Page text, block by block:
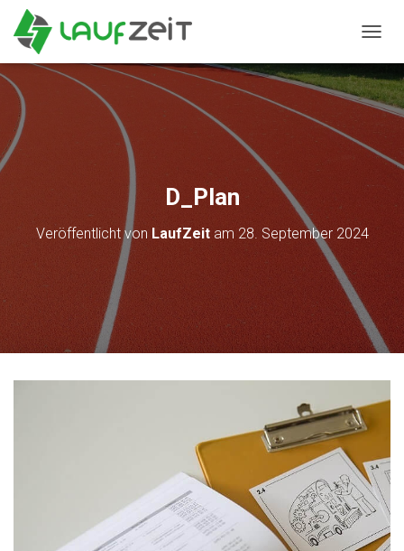
A
V
I
T
O
A
L
T
E
D_Plan
Veröffentlicht von LaufZeitam 28. September 2024